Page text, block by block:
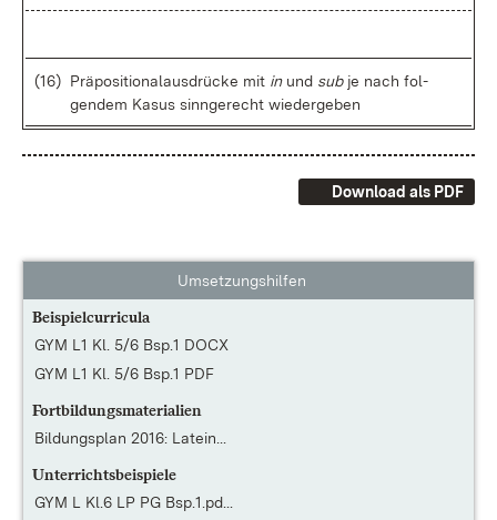
(16) Prä­po­si­tio­nal­aus­drü­cke mit inund subje nach fol­
gen­dem Ka­sus sinn­ge­recht wie­der­ge­ben
Download als PDF
Umsetzungshilfen
Beispielcurricula
GYM L1 Kl. 5/6 Bsp.1 DOCX
GYM L1 Kl. 5/6 Bsp.1 PDF
Fortbildungsmaterialien
Bildungsplan 2016: Latein...
Unterrichtsbeispiele
GYM L Kl.6 LP PG Bsp.1.pd...